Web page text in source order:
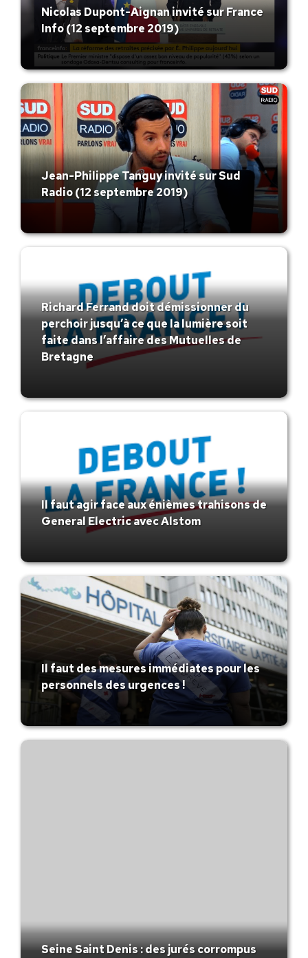
Nicolas Dupont-Aignan invité sur France
Info (12 septembre 2019)
Jean-Philippe Tanguy invité sur Sud
Radio (12 septembre 2019)
Richard Ferrand doit démissionner du
perchoir jusqu’à ce que la lumière soit
faite dans l’affaire des Mutuelles de
Bretagne
Il faut agir face aux énièmes trahisons de
General Electric avec Alstom
Il faut des mesures immédiates pour les
personnels des urgences !
Seine Saint Denis : des jurés corrompus